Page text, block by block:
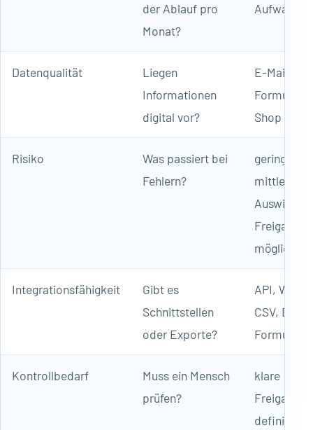
der Ablauf pro
Monat?
Aufwand
Datenqualität
Liegen
Informationen
digital vor?
E-Mail,
Formular,
Shop
Risiko
Was passiert bei
Fehlern?
geringe bis
mittlere
Freigabe
möglich
Integrationsfähigkeit
Gibt es
Schnittstellen
oder Exporte?
API,
CSV,
Formular
Kontrollbedarf
Muss ein Mensch
prüfen?
klare
definierbar